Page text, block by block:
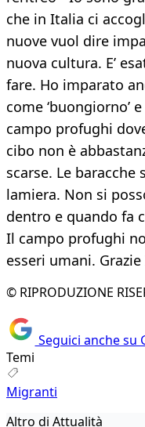
che in Italia ci
nuove vuol dire
nuova cultura. E’
fare. Ho imparato
come ‘buongiorno’
campo profughi
cibo non è
scarse. Le
lamiera. Non si
dentro e quando fa
Il campo profughi
esseri umani. Grazie
© RIPRODUZIONE
Seguici anche su
Temi
Migranti
Altro di Attualità